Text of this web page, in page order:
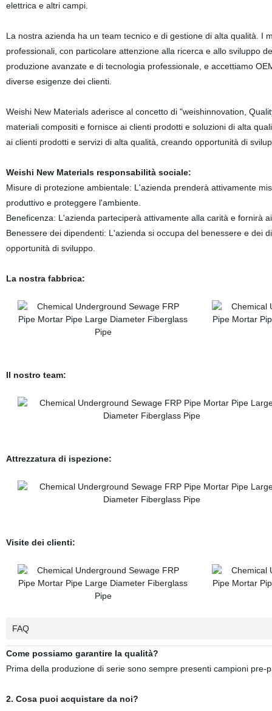
elettrica e altri campi.
La nostra azienda ha un team tecnico e di gestione di alta qualità. I
professionali, con particolare attenzione alla ricerca e allo sviluppo
produzione avanzate e di tecnologia professionale, e accettiamo
diverse esigenze dei clienti.
Weishi New Materials aderisce al concetto di "weishinnovation,
materiali compositi e fornisce ai clienti prodotti e soluzioni di alta
ai clienti prodotti e servizi di alta qualità, creando opportunità di
Weishi New Materials responsabilità sociale:
Misure di protezione ambientale: L'azienda prenderà attivamente
produttivo e proteggere l'ambiente.
Beneficenza: L'azienda parteciperà attivamente alla carità e fornirà
Benessere dei dipendenti: L'azienda si occupa del benessere e dei
opportunità di sviluppo.
La nostra fabbrica:
Il nostro team:
Attrezzatura di ispezione:
Visite dei clienti:
FAQ
Come possiamo garantire la qualità?
Prima della produzione di serie sono sempre presenti campioni
2. Cosa puoi acquistare da noi?